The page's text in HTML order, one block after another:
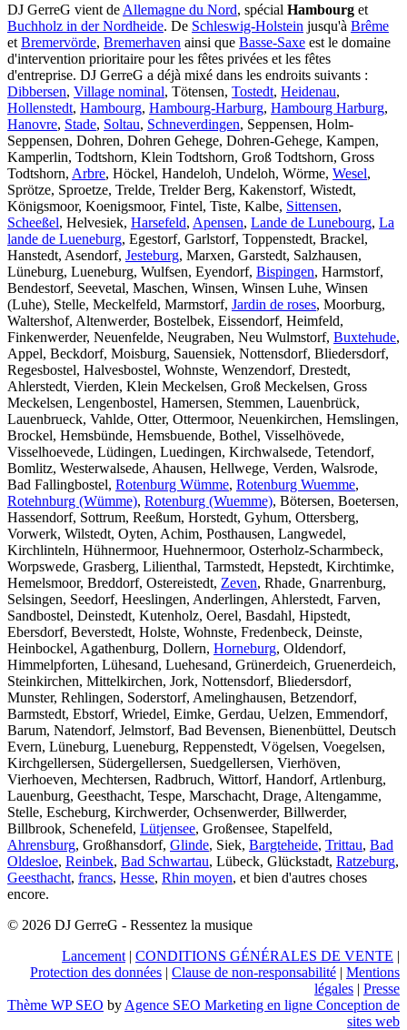
DJ GerreG vient de Allemagne du Nord, spécial Hambourg et
Buchholz in der Nordheide. De Schleswig-Holstein jusqu'à Brême
et Bremervörde, Bremerhaven ainsi que Basse-Saxe est le domaine
d'intervention prioritaire pour les fêtes privées et les fêtes
d'entreprise. DJ GerreG a déjà mixé dans les endroits suivants :
Dibbersen, Village nominal, Tötensen, Tostedt, Heidenau,
Hollenstedt, Hambourg, Hambourg-Harburg, Hambourg Harburg,
Hanovre, Stade, Soltau, Schneverdingen, Seppensen, Holm-
Seppensen, Dohren, Dohren Gehege, Dohren-Gehege, Kampen,
Kamperlin, Todtshorn, Klein Todtshorn, Groß Todtshorn, Gross
Todtshorn, Arbre, Höckel, Handeloh, Undeloh, Wörme, Wesel,
Sprötze, Sproetze, Trelde, Trelder Berg, Kakenstorf, Wistedt,
Königsmoor, Koenigsmoor, Fintel, Tiste, Kalbe, Sittensen,
Scheeßel, Helvesiek, Harsefeld, Apensen, Lande de Lunebourg, La
lande de Lueneburg, Egestorf, Garlstorf, Toppenstedt, Brackel,
Hanstedt, Asendorf, Jesteburg, Marxen, Garstedt, Salzhausen,
Lüneburg, Lueneburg, Wulfsen, Eyendorf, Bispingen, Harmstorf,
Bendestorf, Seevetal, Maschen, Winsen, Winsen Luhe, Winsen
(Luhe), Stelle, Meckelfeld, Marmstorf, Jardin de roses, Moorburg,
Waltershof, Altenwerder, Bostelbek, Eissendorf, Heimfeld,
Finkenwerder, Neuenfelde, Neugraben, Neu Wulmstorf, Buxtehude,
Appel, Beckdorf, Moisburg, Sauensiek, Nottensdorf, Bliedersdorf,
Regesbostel, Halvesbostel, Wohnste, Wenzendorf, Drestedt,
Ahlerstedt, Vierden, Klein Meckelsen, Groß Meckelsen, Gross
Meckelsen, Lengenbostel, Hamersen, Stemmen, Lauenbrück,
Lauenbrueck, Vahlde, Otter, Ottermoor, Neuenkirchen, Hemslingen,
Brockel, Hemsbünde, Hemsbuende, Bothel, Visselhövede,
Visselhoevede, Lüdingen, Luedingen, Kirchwalsede, Tetendorf,
Bomlitz, Westerwalsede, Ahausen, Hellwege, Verden, Walsrode,
Bad Fallingbostel, Rotenburg Wümme, Rotenburg Wuemme,
Rotehnburg (Wümme), Rotenburg (Wuemme), Bötersen, Boetersen,
Hassendorf, Sottrum, Reeßum, Horstedt, Gyhum, Ottersberg,
Vorwerk, Wilstedt, Oyten, Achim, Posthausen, Langwedel,
Kirchlinteln, Hühnermoor, Huehnermoor, Osterholz-Scharmbeck,
Worpswede, Grasberg, Lilienthal, Tarmstedt, Hepstedt, Kirchtimke,
Hemelsmoor, Breddorf, Ostereistedt, Zeven, Rhade, Gnarrenburg,
Selsingen, Seedorf, Heeslingen, Anderlingen, Ahlerstedt, Farven,
Sandbostel, Deinstedt, Kutenholz, Oerel, Basdahl, Hipstedt,
Ebersdorf, Beverstedt, Holste, Wohnste, Fredenbeck, Deinste,
Heinbockel, Agathenburg, Dollern, Horneburg, Oldendorf,
Himmelpforten, Lühesand, Luehesand, Grünerdeich, Gruenerdeich,
Steinkirchen, Mittelkirchen, Jork, Nottensdorf, Bliedersdorf,
Munster, Rehlingen, Soderstorf, Amelinghausen, Betzendorf,
Barmstedt, Ebstorf, Wriedel, Eimke, Gerdau, Uelzen, Emmendorf,
Barum, Natendorf, Jelmstorf, Bad Bevensen, Bienenbüttel, Deutsch
Evern, Lüneburg, Lueneburg, Reppenstedt, Vögelsen, Voegelsen,
Kirchgellersen, Südergellersen, Suedgellersen, Vierhöven,
Vierhoeven, Mechtersen, Radbruch, Wittorf, Handorf, Artlenburg,
Lauenburg, Geesthacht, Tespe, Marschacht, Drage, Altengamme,
Stelle, Escheburg, Kirchwerder, Ochsenwerder, Billwerder,
Billbrook, Schenefeld, Lütjensee, Großensee, Stapelfeld,
Ahrensburg, Großhansdorf, Glinde, Siek, Bargteheide, Trittau, Bad
Oldesloe, Reinbek, Bad Schwartau, Lübeck, Glückstadt, Ratzeburg,
Geesthacht, francs, Hesse, Rhin moyen, et bien d'autres choses
encore.
© 2026 DJ GerreG - Ressentez la musique
Lancement | CONDITIONS GÉNÉRALES DE VENTE |
Protection des données | Clause de non-responsabilité | Mentions
légales | Presse
Thème WP SEO by Agence SEO Marketing en ligne Conception de
sites web